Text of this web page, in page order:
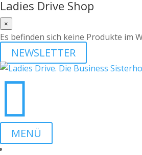
Ladies Drive Shop
×
Es befinden sich keine Produkte im
NEWSLETTER

MENÜ